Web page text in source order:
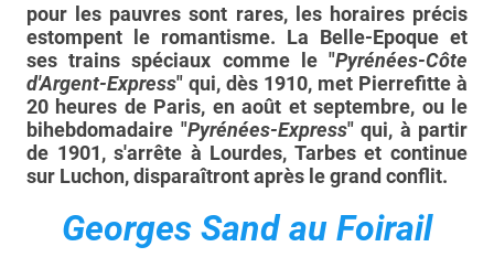
pour les pauvres sont rares, les horaires précis
estompent le romantisme. La Belle-Epoque et
ses trains spéciaux comme le "Pyrénées-Côte
d'Argent-Express" qui, dès 1910, met Pierrefitte à
20 heures de Paris, en août et septembre, ou le
bihebdomadaire "Pyrénées-Express" qui, à partir
de 1901, s'arrête à Lourdes, Tarbes et continue
sur Luchon, disparaîtront après le grand conflit.
Georges Sand au Foirail